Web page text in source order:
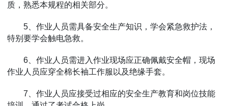
质，熟悉本规程的相关部分。
5、作业人员需具备安全生产知识，学会紧急救护法，
特别要学会触电急救。
6、作业人员需进入作业现场应正确佩戴安全帽，现场
作业人员应穿全棉长袖工作服以及绝缘手套。
7、作业人员应接受过相应的安全生产教育和岗位技能